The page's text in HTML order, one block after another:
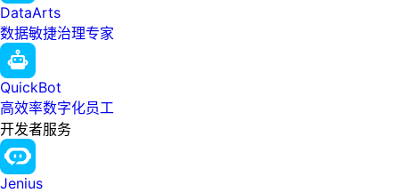
DataArts
数据敏捷治理专家
QuickBot
高效率数字化员工
开发者服务
Jenius